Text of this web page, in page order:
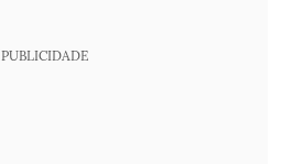
PUBLICIDADE